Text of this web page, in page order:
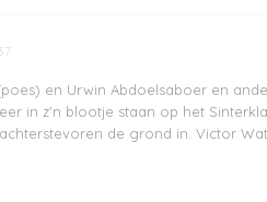
en Urwin Abdoelsaboer en
in z'n blootje staan op het
de grond in. Victor